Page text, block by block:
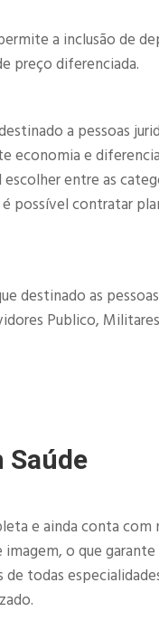
a inclusão de
preço diferenciada.
a pessoas
e
entre as
possível contratar
destinado as
Publico,
Saúde
e ainda conta
o que
todas